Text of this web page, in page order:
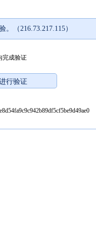
（216.73.217.115）
完成验证